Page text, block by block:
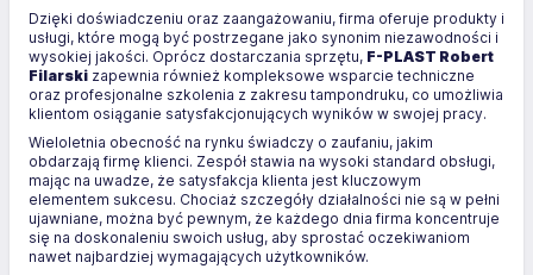
Dzięki doświadczeniu oraz zaangażowaniu, firma oferuje produkty i
usługi, które mogą być postrzegane jako synonim niezawodności i
wysokiej jakości. Oprócz dostarczania sprzętu, F-PLAST Robert
Filarski zapewnia również kompleksowe wsparcie techniczne
oraz profesjonalne szkolenia z zakresu tampondruku, co umożliwia
klientom osiąganie satysfakcjonujących wyników w swojej pracy.
Wieloletnia obecność na rynku świadczy o zaufaniu, jakim
obdarzają firmę klienci. Zespół stawia na wysoki standard obsługi,
mając na uwadze, że satysfakcja klienta jest kluczowym
elementem sukcesu. Chociaż szczegóły działalności nie są w pełni
ujawniane, można być pewnym, że każdego dnia firma koncentruje
się na doskonaleniu swoich usług, aby sprostać oczekiwaniom
nawet najbardziej wymagających użytkowników.